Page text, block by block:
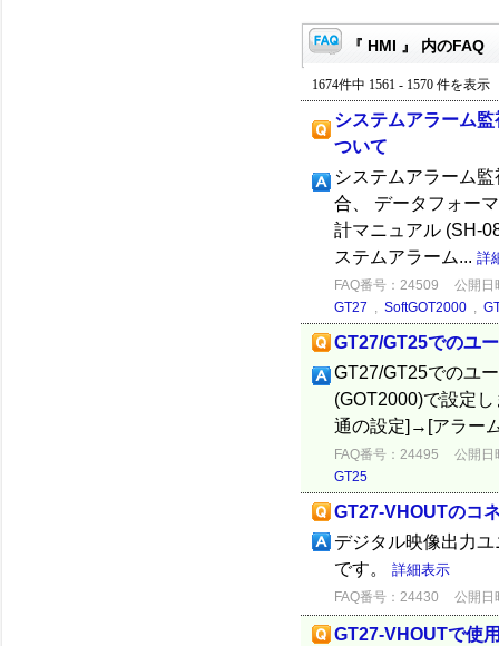
『 HMI 』 内のFAQ
1674件中 1561 - 1570 件を表示
システムアラーム
ついて
システムアラーム
合、 データフォー
計マニュアル (SH-
ステムアラーム... 詳
FAQ番号：24509
公開日
GT27 , SoftGOT2000 ,
GT27/GT25でのユ
GT27/GT25でのユ
(GOT2000)で設定
通の設定]→[アラー
FAQ番号：24495
公開日
GT25
GT27-VHOUTのコ
デジタル映像出力
です。 詳細表示
FAQ番号：24430 公開日
GT27-VHOUTで使